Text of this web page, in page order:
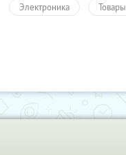
Электроника Товары